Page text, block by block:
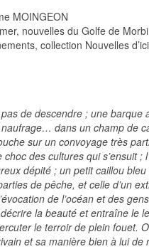
MOINGEON
nouvelles du Golfe de
collection Nouvelles
de descendre ; une
dans un champ de
sur un convoyage très
des cultures qui s’ensuit
dépité ; un petit caillou
de pêche, et celle d’un
de l’océan et des
la beauté et entraîne le
le terroir de plein fouet.
et sa manière bien à lui